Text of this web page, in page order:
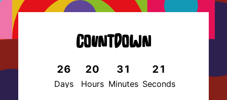
Countdown
26
Days
20
Hours
31
Minutes
20
Seconds